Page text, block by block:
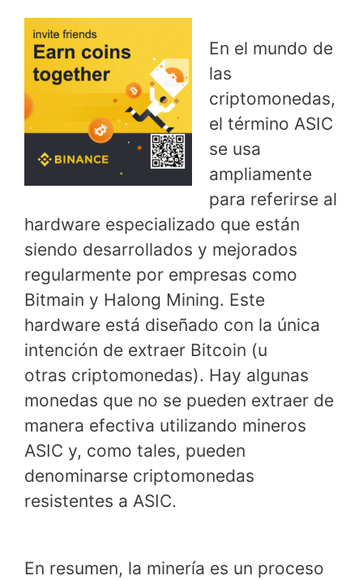
En el mundo de
las
criptomonedas,
el término ASIC
se usa
ampliamente
para referirse al
hardware especializado que están
siendo desarrollados y mejorados
regularmente por empresas como
Bitmain y Halong Mining. Este
hardware está diseñado con la única
intención de extraer Bitcoin (u
otras criptomonedas). Hay algunas
monedas que no se pueden extraer de
manera efectiva utilizando mineros
ASIC y, como tales, pueden
denominarse criptomonedas
resistentes a ASIC.
En resumen, la minería es un proceso